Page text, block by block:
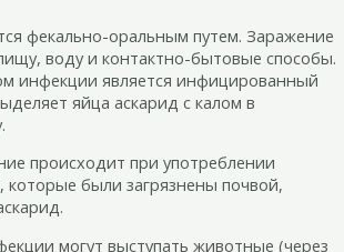
фекально-оральным путем. Заражение
воду и контактно-бытовые способы.
инфекции является инфицированный
яйца аскарид с калом в
происходит при употреблении
которые были загрязнены почвой,
могут выступать животные (через